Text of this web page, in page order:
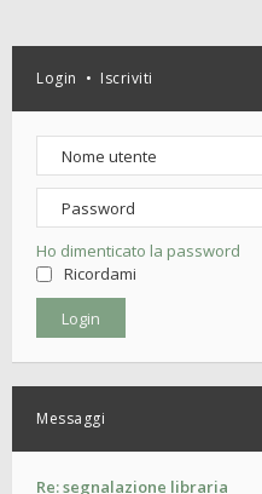
Login • Iscriviti
Ho dimenticato la password
Ricordami
Messaggi
Re: segnalazione libraria